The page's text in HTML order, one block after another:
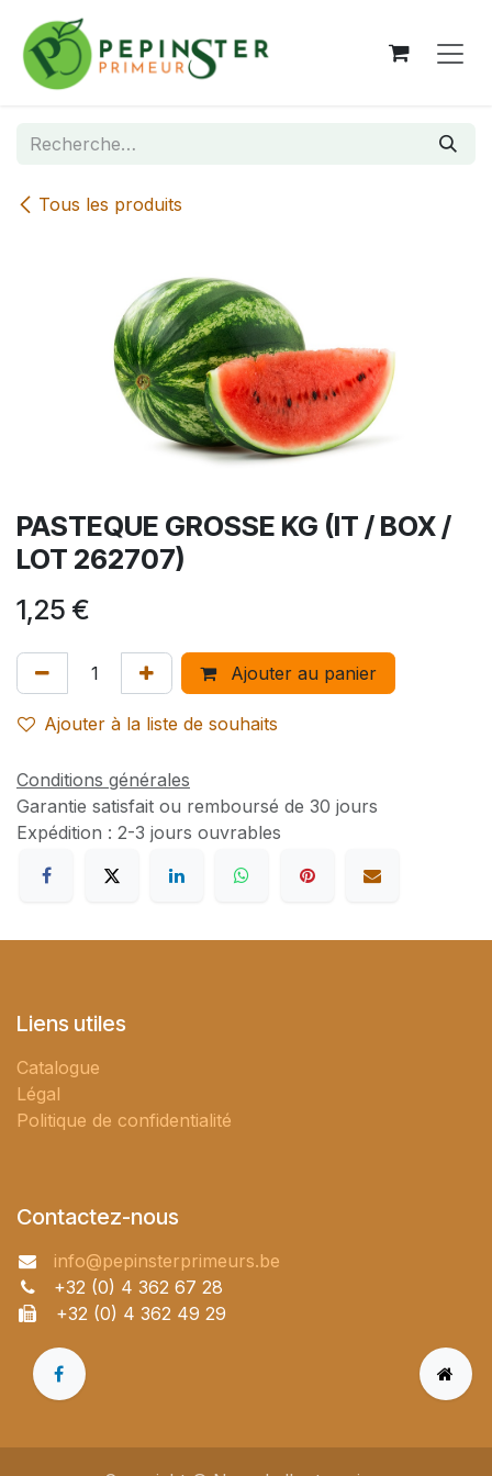
Se rendre au contenu
Tous les produits
PASTEQUE GROSSE KG (IT / BOX /
LOT 262707)
1,25 €
Ajouter au panier
Ajouter à la liste de souhaits
Conditions générales
Garantie satisfait ou remboursé de 30 jours
Expédition : 2-3 jours ouvrables
Liens utiles
Catalogue
Légal
Politique de confidentialité
Contactez-nous
info@pepinsterprimeurs.be
+32 (0) 4 362 67 28
+32 (0) 4 362 49 29